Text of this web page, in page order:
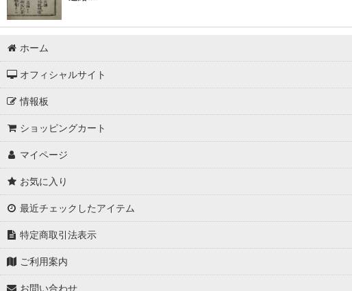
ホーム
オフィシャルサイト
情報板
ショッピングカート
マイページ
お気に入り
最近チェックしたアイテム
特定商取引法表示
ご利用案内
お問い合わせ